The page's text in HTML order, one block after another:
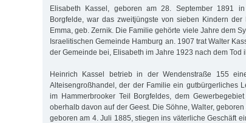
Elisabeth Kassel, geboren am 28. September 1891
Borgfelde, war das zweitjüngste von sieben Kindern
Emma, geb. Zernik. Die Familie gehörte viele Jahre dem
Israelitischen Gemeinde Hamburg an. 1907 trat Walter
der Gemeinde bei, Elisabeth im Jahre 1923 nach dem Tod
Heinrich Kassel betrieb in der Wendenstraße 155
Alteisengroßhandel, der der Familie ein gutbürgerliches
im Hammerbrooker Teil Borgfeldes, dem
oberhalb davon auf der Geest. Die Söhne, Walter,
geboren am 4. Juli 1885, stiegen ins väterliche Geschäft